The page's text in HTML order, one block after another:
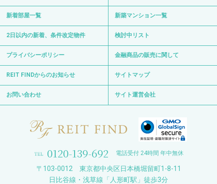
新着部屋一覧 新築マンション一覧
2日以内の新着、条件改定物件 検討中リスト
プライバシーポリシー 金融商品の販売に関して
REIT FINDからのお知らせ サイトマップ
お問い合わせ サイト運営会社
0120-139-692 電話受付 24時間 年中無休
〒103-0012 東京都中央区日本橋堀留町1-8-11
日比谷線・浅草線「人形町駅」徒歩3分